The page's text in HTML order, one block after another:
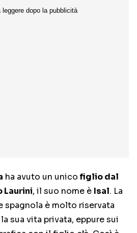
ha avuto un unico figlio dal
Laurini, il suo nome è Isal. La
è molto riservata
sua vita privata, eppure sui